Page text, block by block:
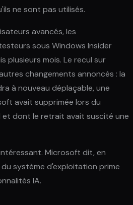
ne sont pas utilisés.
avancés, les
sous Windows Insider
plusieurs mois. Le recul sur
changements annoncés : la
à nouveau déplaçable, une
avait supprimée lors du
et dont le retrait avait suscité une
Microsoft dit, en
système d'exploitation prime
IA.